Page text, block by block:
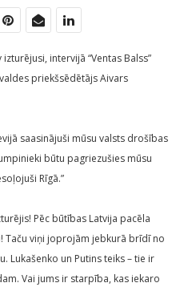
intervijā “Ventas Balss”
priekšsēdētājs Aivars
saasinājuši mūsu valsts drošības
būtu pagriezušies mūsu
Rīgā.”
Pēc būtības Latvija pacēla
Taču viņi joprojām jebkurā brīdī no
Lukašenko un Putins teiks – tie ir
Vai jums ir starpība, kas iekaro